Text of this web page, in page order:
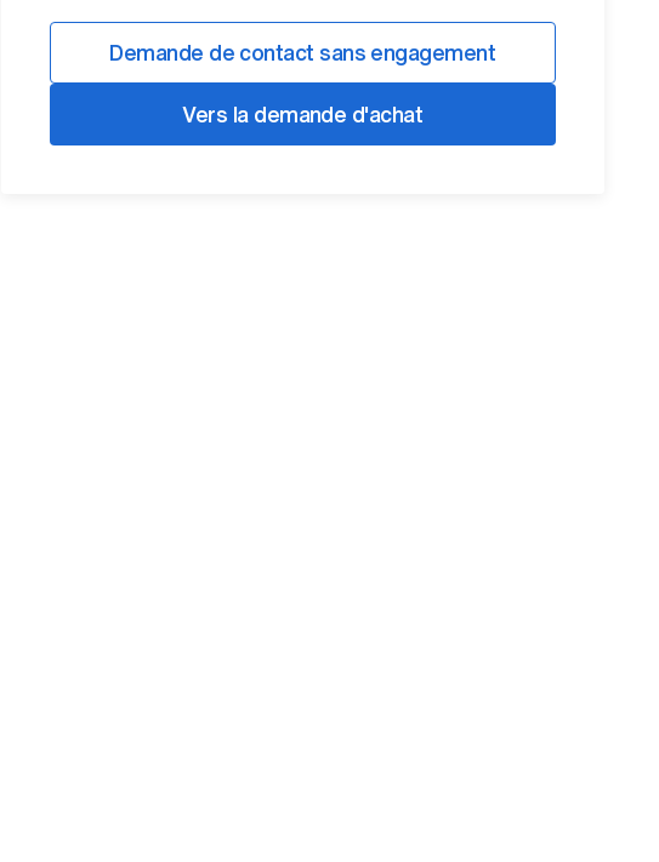
Demande de contact sans engagement
Vers la demande d'achat